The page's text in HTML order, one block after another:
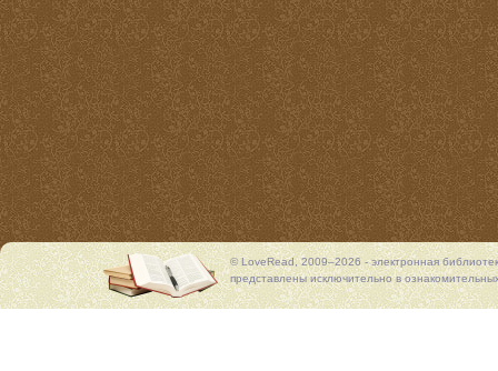
© LoveRead, 2009–2026 - электронная
представлены исключительно в